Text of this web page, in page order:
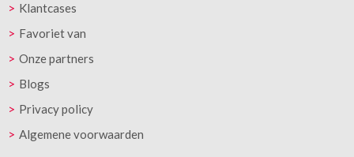
Klantcases
Favoriet van
Onze partners
Blogs
Privacy policy
Algemene voorwaarden